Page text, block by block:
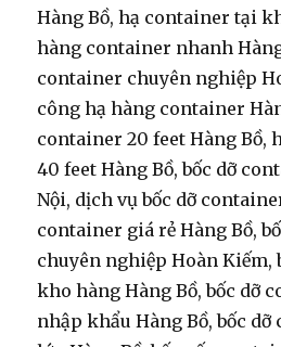
Hàng Bồ, hạ container tại
hàng container nhanh
container chuyên nghiệp
công hạ hàng container
container 20 feet Hàng Bồ,
40 feet Hàng Bồ, bốc dỡ
Nội, dịch vụ bốc dỡ
container giá rẻ Hàng Bồ,
chuyên nghiệp Hoàn Kiếm,
kho hàng Hàng Bồ, bốc dỡ
nhập khẩu Hàng Bồ, bốc